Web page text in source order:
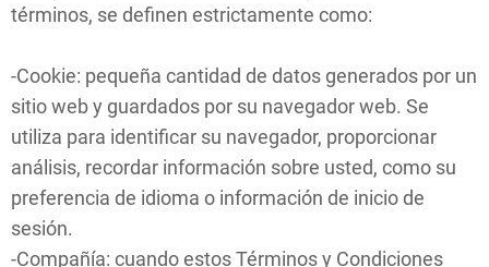
términos, se definen estrictamente como:
-Cookie: pequeña cantidad de datos generados por un
sitio web y guardados por su navegador web. Se
utiliza para identificar su navegador, proporcionar
análisis, recordar información sobre usted, como su
preferencia de idioma o información de inicio de
sesión.
-Compañía: cuando estos Términos y Condiciones